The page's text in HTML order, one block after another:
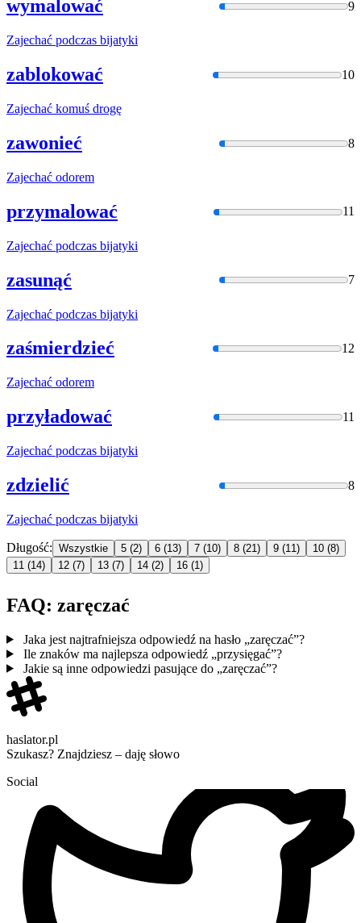
wymalować 9
Zajechać podczas bijatyki
zablokować 10
Zajechać komuś drogę
zawonieć 8
Zajechać odorem
przymalować 11
Zajechać podczas bijatyki
zasunąć 7
Zajechać podczas bijatyki
zaśmierdzieć 12
Zajechać odorem
przyładować 11
Zajechać podczas bijatyki
zdzielić 8
Zajechać podczas bijatyki
Długość: Wszystkie 5 (2) 6 (13) 7 (10) 8 (21) 9 (11) 10 (8)
11 (14) 12 (7) 13 (7) 14 (2) 16 (1)
FAQ: zaręczać
Jaka jest najtrafniejsza odpowiedź na hasło „zaręczać”?
Ile znaków ma najlepsza odpowiedź „przysięgać”?
Jakie są inne odpowiedzi pasujące do „zaręczać”?
haslator.pl
Szukasz? Znajdziesz – daję słowo
Social